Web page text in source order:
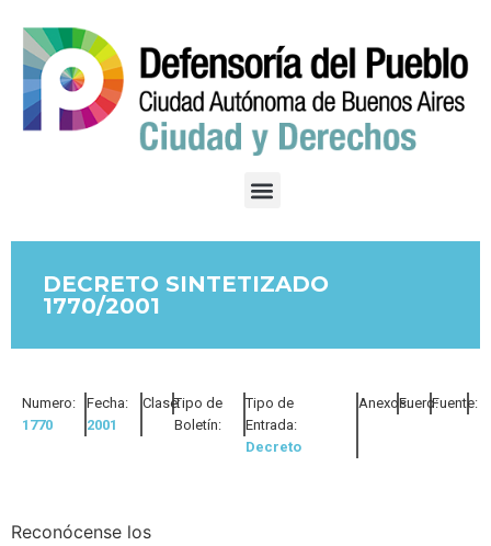
DECRETO SINTETIZADO
1770/2001
Numero:
1770
Fecha:
2001
Clase:Tipo de
Boletín:
Tipo de
Entrada:
Decreto
Anexos:Fuero:Fuente:
Reconócense los